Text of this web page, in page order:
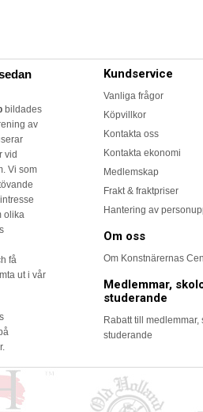
bildades
av
vid
Vi som
olika
få
ut i vår
Kundservice
Vanliga frågor
Köpvillkor
Kontakta oss
Kontakta ekonomi
Medlemskap
Frakt & fraktpriser
Hantering av
Om oss
Om Konstnärernas
Medlemmar,
studerande
Rabatt till medlemmar,
studerande